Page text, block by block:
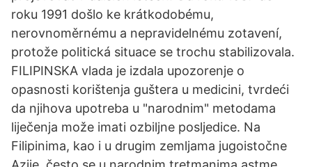
roku 1991 došlo ke krátkodobému,
nerovnoměrnému a nepravidelnému zotavení,
protože politická situace se trochu stabilizovala.
FILIPINSKA vlada je izdala upozorenje o
opasnosti korištenja guštera u medicini, tvrdeći
da njihova upotreba u "narodnim" metodama
liječenja može imati ozbiljne posljedice. Na
Filipinima, kao i u drugim zemljama jugoistočne